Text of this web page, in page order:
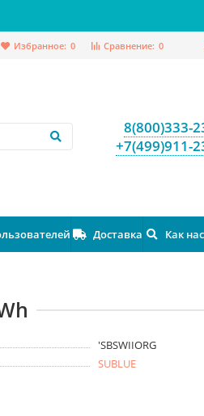
Сравнение: 0
Избранное: 0
8(800)333-
+7(499)911-
Доставка Как
'SBSWIIORG
SUBLUE